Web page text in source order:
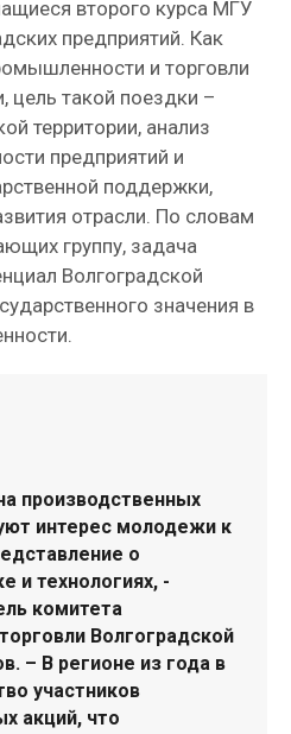
второго курса МГУ
предприятий. Как
и торговли
цель такой поездки –
территории, анализ
предприятий и
поддержки,
отрасли. По словам
группу, задача
Волгоградской
значения в
производственных
интерес молодежи к
о
и технологиях, -
комитета
Волгоградской
– В регионе из года в
участников
акций, что